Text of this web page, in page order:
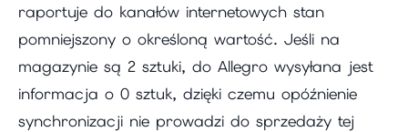
raportuje do kanałów internetowych stan
pomniejszony o określoną wartość. Jeśli na
magazynie są 2 sztuki, do Allegro wysyłana jest
informacja o 0 sztuk, dzięki czemu opóźnienie
synchronizacji nie prowadzi do sprzedaży tej